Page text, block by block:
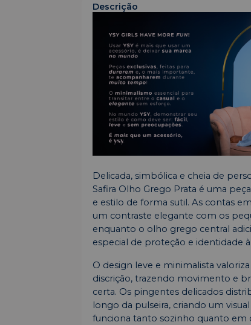
Descrição
Delicada, simbólica e cheia de
Safira Olho Grego Prata é uma
e estilo de forma sutil. As contas
um contraste elegante com os
enquanto o olho grego central
especial de proteção e identidade
O design leve e minimalista
discrição, trazendo movimento e
certa. Os pingentes delicados
longo da pulseira, criando um
funciona tanto sozinho quanto em